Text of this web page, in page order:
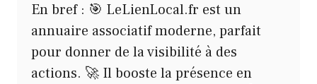
En bref : 🎯 LeLienLocal.fr est un
annuaire associatif moderne, parfait
pour donner de la visibilité à des
actions. 🚀 Il booste la présence en